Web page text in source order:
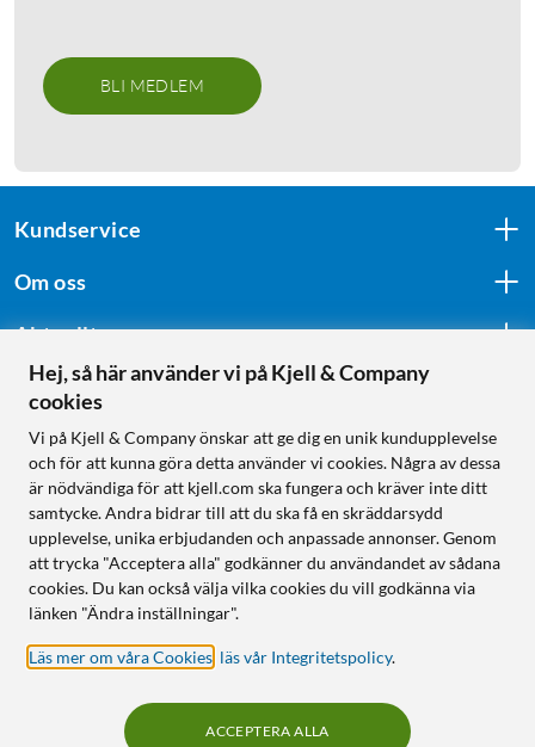
BLI MEDLEM
Kundservice
Om oss
Aktuellt
Följ oss
Handla från:
Sverige
Norge
Hej, så här använder vi på Kjell & Company
cookies
Vi på Kjell & Company önskar att ge dig en unik kundupplevelse
och för att kunna göra detta använder vi cookies. Några av dessa
är nödvändiga för att kjell.com ska fungera och kräver inte ditt
samtycke. Andra bidrar till att du ska få en skräddarsydd
upplevelse, unika erbjudanden och anpassade annonser. Genom
att trycka "Acceptera alla" godkänner du användandet av sådana
cookies. Du kan också välja vilka cookies du vill godkänna via
länken "Ändra inställningar".
Läs mer om våra Cookies läs vår Integritetspolicy.
ACCEPTERA ALLA